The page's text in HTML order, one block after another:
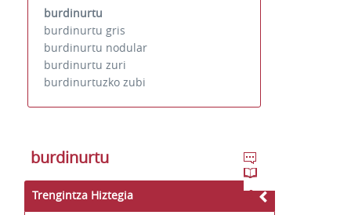
burdinurtu
burdinurtu gris
burdinurtu nodular
burdinurtu zuri
burdinurtuzko zubi
burdinurtu
Trengintza Hiztegia